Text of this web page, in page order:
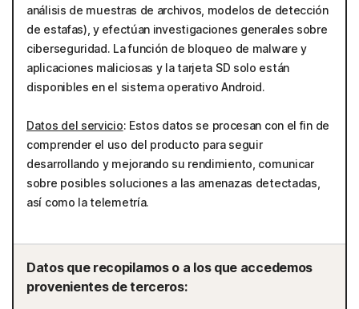
análisis de muestras de archivos, modelos de detección
de estafas), y efectúan investigaciones generales sobre
ciberseguridad. La función de bloqueo de malware y
aplicaciones maliciosas y la tarjeta SD solo están
disponibles en el sistema operativo Android.
Datos del servicio: Estos datos se procesan con el fin de
comprender el uso del producto para seguir
desarrollando y mejorando su rendimiento, comunicar
sobre posibles soluciones a las amenazas detectadas,
así como la telemetría.
Datos que recopilamos o a los que accedemos
provenientes de terceros: